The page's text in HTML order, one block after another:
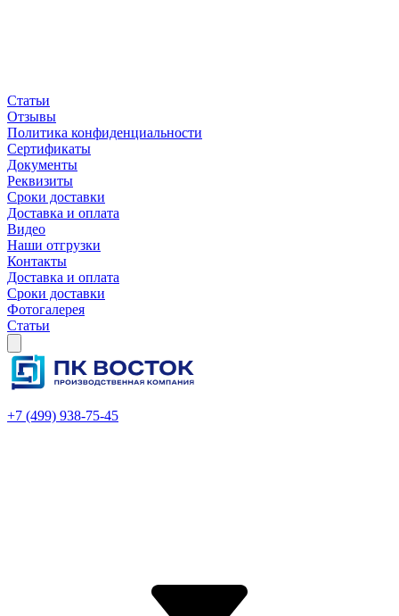
Статьи
Отзывы
Политика конфиденциальности
Сертификаты
Документы
Реквизиты
Сроки доставки
Доставка и оплата
Видео
Наши отгрузки
Контакты
Доставка и оплата
Сроки доставки
Фотогалерея
Статьи
+7 (499) 938-75-45